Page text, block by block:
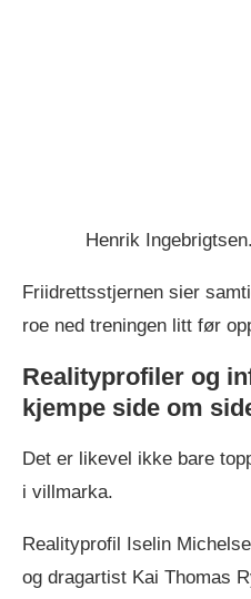
Henrik
Friidrettsstjernen sier
roe ned treningen litt før
Realityprofiler og
kjempe side om
Det er likevel ikke bare
i villmarka.
Realityprofil Iselin
og dragartist Kai Thomas